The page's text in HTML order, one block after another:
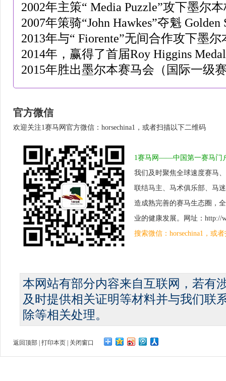
2002年主策“ Media Puzzle”攻下墨尔
2007年策骑“John Hawkes”夺魁 Golden
2013年与“ Fiorente”无间合作攻下墨尔
2014年，赢得了首届Roy Higgins
2015年胜出墨尔本赛马会（国际一级
官方微信
欢迎关注1赛马网官方微信：horsechina1，或者扫描以下二维码
1赛马网——中国第一赛马门
我们及时聚焦全球速度赛马
联结马主、马术俱乐部、马
造成熟完善的赛马生态圈，
业的健康发展。网址：http://
搜索微信：horsechina1，或
本网站有部分内容来自互联网，若有
及时提供相关证明等材料并与我们联
除等相关处理。
返回顶部 打印本页 关闭窗口